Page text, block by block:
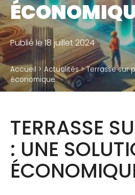
Accessoires
QUI SOMMES-NOUS
Notre métier
Notre politique RSE
RÉSERVÉ À NOS
Calculateur de plots et
Publié le 18 juillet 2024
Accueil > Actualités>Terrasse sur
économique
TERRASSE
: UNE